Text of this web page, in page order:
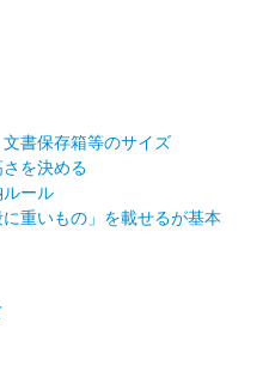
書保存箱等のサイズ
を決める
ール
重いもの」を載せるが基本